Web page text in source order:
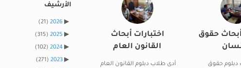
أبحاث حقوق
دبلوم حقوق
اختبارات أبحاث
القانون العام
أدى طلاب دبلوم القانون العام
الأرشيف
2026
(21)
2025
(315)
2024
(102)
2023
(271)